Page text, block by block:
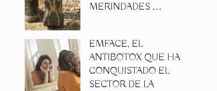
MERINDADES …
EMFACE, EL
ANTIBOTOX QUE HA
CONQUISTADO EL
SECTOR DE LA